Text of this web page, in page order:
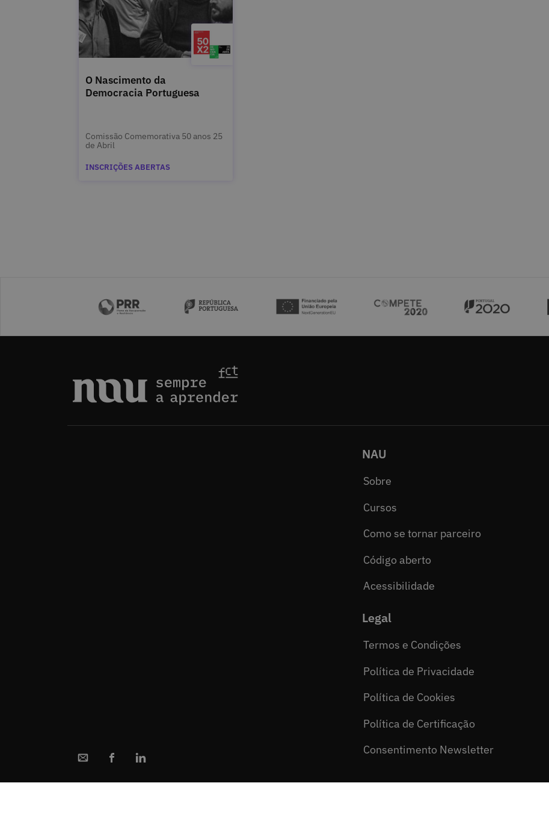
O Nascimento da
Democracia Portuguesa
Comissão Comemorativa 50 anos 25
de Abril
INSCRIÇÕES ABERTAS
NAU
Sobre
Cursos
Como se tornar parceiro
Código aberto
Acessibilidade
Legal
Termos e Condições
Política de Privacidade
Política de Cookies
Política de Certificação
Consentimento Newsletter